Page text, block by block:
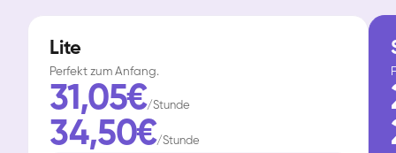
Lite
Perfekt zum Anfang.
31,05€/Stunde
34,50€/Stunde